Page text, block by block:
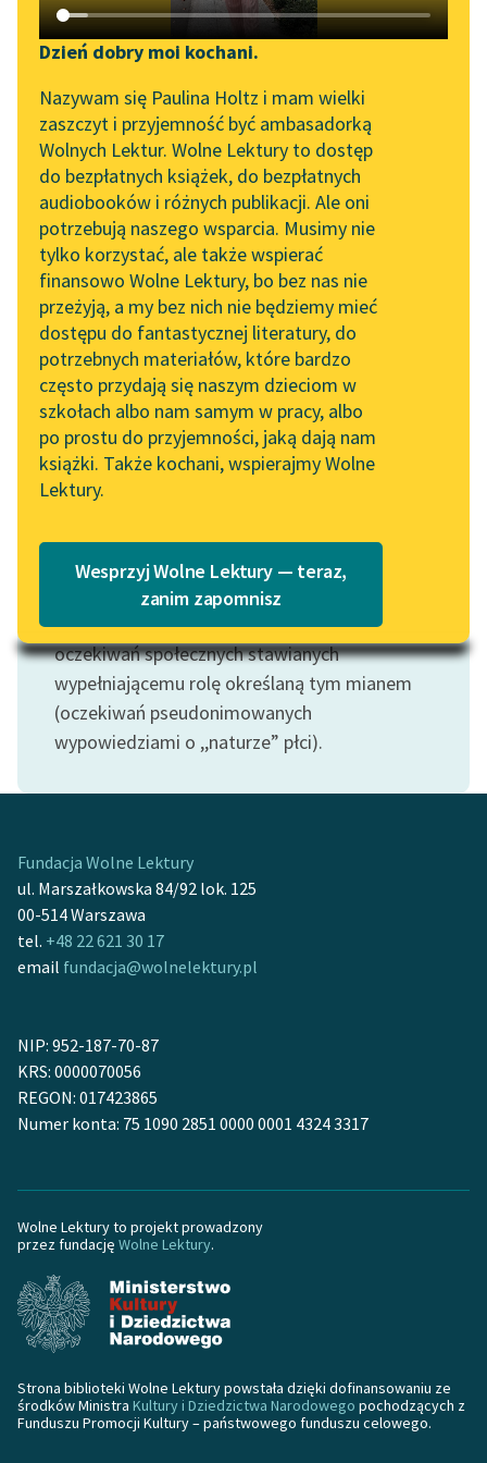
Katalog DAISY
Podkasty o książkach
Zgłoś brak utworu
Aktualności
„Prokurator Alicja Horn”
do słuchania
Byliśmy częścią AI Impact
Lab
Zapraszamy na spotkanie
online z tłumaczkami
literatury skandynawskiej
Spotkanie z Katarzyną
Tunkiel w Oslo
102. lata temu zmarł
Joseph Conrad
Lektury szkolne i klasyka
literatury do słuchania dla
uczennic i uczniów z
niepełnosprawnościami
E-kolekcja lektur
szkolnych i literatury do
uczniów z
Feministyczne inspiracje.
Popularyzacja
skandynawskiej literatury
feministycznej
twórców przechodzących
do domeny publicznej,
lektur szkolnych oraz
Starego Testamentu
Szkoła Poezji Wolnych
Lektur
Narzędzia
Mapa Wolnych Lektur
Leśmianator
Przewodnik dla piszących i
czytających
API
OAI-PMH
Widget Wolnych Lektur
Przypisy
Katalog w formacie PDF
O nas
Kontakt
O projekcie
Zespół
Dzień dobry moi kochani.
Nazywam się Paulina Holtz i mam wielki
zaszczyt i przyjemność być ambasadorką
Wolnych Lektur. Wolne Lektury to dostęp
do bezpłatnych książek, do bezpłatnych
audiobooków i różnych publikacji. Ale oni
potrzebują naszego wsparcia. Musimy nie
tylko korzystać, ale także wspierać
finansowo Wolne Lektury, bo bez nas nie
przeżyją, a my bez nich nie będziemy mieć
dostępu do fantastycznej literatury, do
potrzebnych materiałów, które bardzo
często przydają się naszym dzieciom w
szkołach albo nam samym w pracy, albo
po prostu do przyjemności, jaką dają nam
książki. Także kochani, wspierajmy Wolne
Lektury.
Wesprzyj Wolne Lektury — teraz,
zanim zapomnisz
Edith Nesbit
Przygody młodych
Bastablów
Dziewczęta wpadły na
nowy pomysł.
Oczywiście ten pomysł
nie mógł spodobać się
Oswaldowi i trwało...
Czytaj więcej
Uzupełniający (i często przeciwstawny) do
kobiety . Najczęściej fragmenty
dotyczące kobiet i mężczyzn stanowią zapis
oczekiwań społecznych stawianych
wypełniającemu rolę określaną tym mianem
(oczekiwań pseudonimowanych
wypowiedziami o ,,naturze” płci).
Fundacja Wolne Lektury
ul. Marszałkowska 84/92 lok. 125
00-514 Warszawa
tel. +48 22 621 30 17
email fundacja@wolnelektury.pl
NIP: 952-187-70-87
KRS: 0000070056
REGON: 017423865
Numer konta: 75 1090 2851 0000 0001 4324 3317
Wolne Lektury to projekt prowadzony
przez fundację Wolne Lektury.
Strona biblioteki Wolne Lektury powstała dzięki dofinansowaniu ze
środków Ministra Kultury i Dziedzictwa Narodowego pochodzących z
Funduszu Promocji Kultury – państwowego funduszu celowego.